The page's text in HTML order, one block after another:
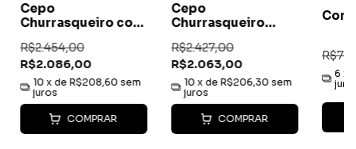
Cepo
Churrasqueiro com
Chifre de Cervo
R$2.454,00
R$2.086,00
10 x de R$208,60 sem
juros
COMPRAR
Cepo
Churrasqueiro
R$2.427,00
R$2.063,00
10 x deR$206,30 sem
juros
COMPRAR
6 x